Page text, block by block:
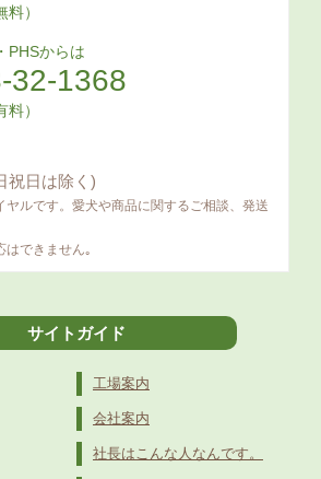
料）
PHSからは
32-1368
料）
祝日は除く)
ルです。愛犬や商品に関するご相談、発送
はできません｡
サイトガイド
工場案内
会社案内
社長はこんな人なんです。